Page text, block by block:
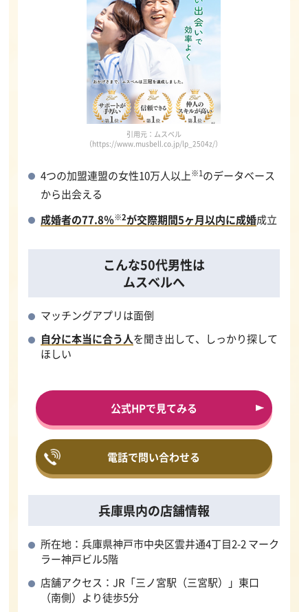
引用元：ムスベル
（https://www.musbell.co.jp/lp_2504z/）
4つの加盟連盟の女性10万人以上※1のデータベース
から出会える
成婚者の77.8％※2が交際期間5ヶ月以内に成婚成立
こんな50代男性は
ムスベルへ
マッチングアプリは面倒
自分に本当に合う人を聞き出して、しっかり探して
ほしい
公式HPで見てみる
電話で問い合わせる
兵庫県内の店舗情報
所在地：兵庫県神戸市中央区雲井通4丁目2-2 マーク
ラー神戸ビル5階
店舗アクセス：JR「三ノ宮駅（三宮駅）」東口
（南側）より徒歩5分